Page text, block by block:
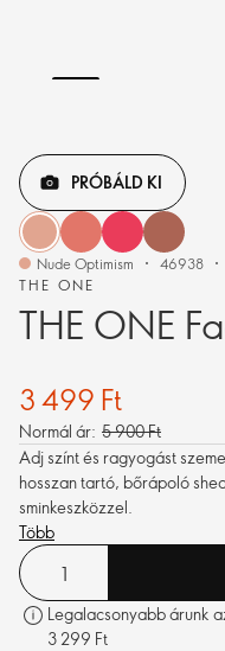
THE ONE
THE ONE
PRÓBÁLD KI
Nude Optimism 46938
3 499 Ft
Normál ár: 5 900 Ft
Adj színt és ragyogást
hosszan tartó, bőrápoló
sminkeszközzel.
Több
Legalacsonyabb árunk
3 299 Ft